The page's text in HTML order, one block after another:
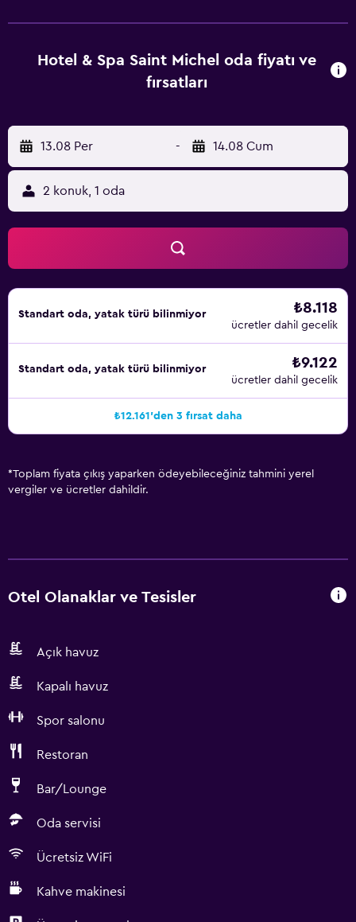
Hotel & Spa Saint Michel oda fiyatı ve
fırsatları
13.08 Per - 14.08 Cum
2 konuk, 1 oda
Standart oda, yatak türü bilinmiyor ₺8.118
ücretler dahil gecelik
Standart oda, yatak türü bilinmiyor ₺9.122
ücretler dahil gecelik
₺12.161'den 3 fırsat daha
*Toplam fiyata çıkış yaparken ödeyebileceğiniz tahmini yerel
vergiler ve ücretler dahildir.
Otel Olanaklar ve Tesisler
Açık havuz
Kapalı havuz
Spor salonu
Restoran
Bar/Lounge
Oda servisi
Ücretsiz WiFi
Kahve makinesi